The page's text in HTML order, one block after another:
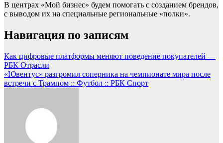
В центрах «Мой бизнес» будем помогать с созданием брендов,
с выводом их на специальные региональные «полки».
Навигация по записям
Как цифровые платформы меняют поведение покупателей —
РБК Отрасли
«Ювентус» разгромил соперника на чемпионате мира после
встречи с Трампом :: Футбол :: РБК Спорт